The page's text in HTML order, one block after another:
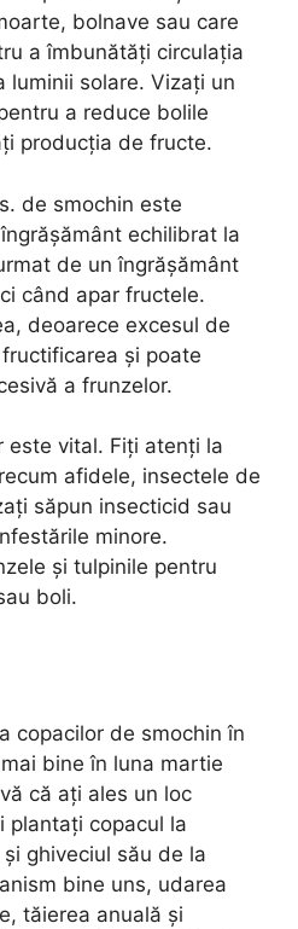
bolnave sau care
a îmbunătăți circulația
luminii solare. Vizați un
a reduce bolile
producția de fructe.
de smochin este
echilibrat la
de un îngrășământ
când apar fructele.
deoarece excesul de
și poate
a frunzelor.
este vital. Fiți atenți la
afidele, insectele de
săpun insecticid sau
minore.
și tulpinile pentru
boli.
copacilor de smochin în
bine în luna martie
că ați ales un loc
plantați copacul la
ghiveciul său de la
bine uns, udarea
tăierea anuală și